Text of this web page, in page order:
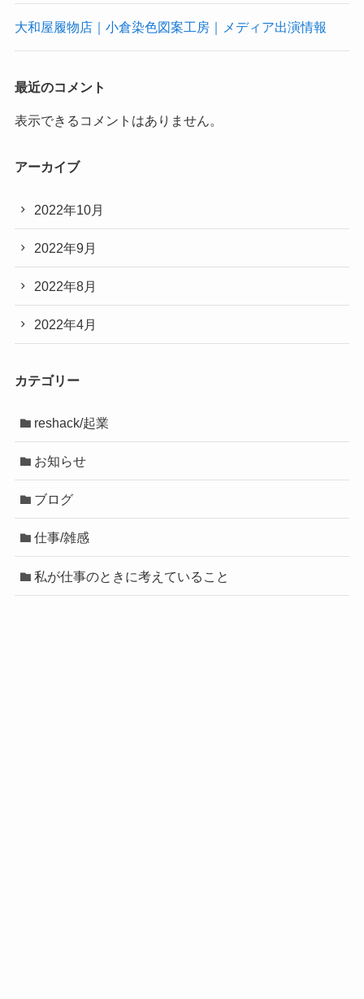
大和屋履物店｜小倉染色図案工房｜メディア出演情報
最近のコメント
表示できるコメントはありません。
アーカイブ
2022年10月
2022年9月
2022年8月
2022年4月
カテゴリー
reshack/起業
お知らせ
ブログ
仕事/雑感
私が仕事のときに考えていること